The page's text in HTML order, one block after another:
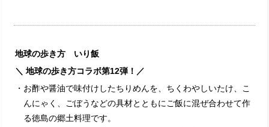
地球の歩き方 いり飯
＼ 地球の歩き方コラボ第12弾！／
・お酢や醤油で味付けしたちりめんを、ちくわやしいたけ、こ
んにゃく、ごぼうなどの具材とともにご飯に混ぜ合わせて作
る徳島の郷土料理です。